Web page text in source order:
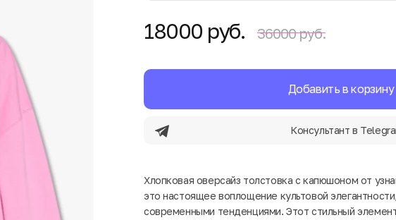
18000 руб. 36000 руб.
Добавить в корзину
Консультант в
Хлопковая оверсайз толстовка с капюшоном от
это настоящее воплощение культовой
современными тенденциями. Этот стильный